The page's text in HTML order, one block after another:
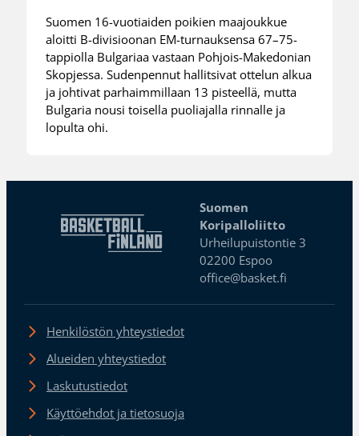
Suomen 16-vuotiaiden poikien maajoukkue
aloitti B-divisioonan EM-turnauksensa 67–75-
tappiolla Bulgariaa vastaan Pohjois-Makedonian
Skopjessa. Sudenpennut hallitsivat ottelun alkua
ja johtivat parhaimmillaan 13 pisteellä, mutta
Bulgaria nousi toisella puoliajalla rinnalle ja
lopulta ohi.
Suomen
Koripalloliitto
Urheilupuistontie 3
02200 Espoo
office@basket.fi
Henkilöstön yhteystiedot
Alueiden yhteystiedot
Laskutustiedot
Käyttöehdot ja tietosuoja